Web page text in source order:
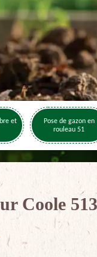
et
Pose de gazon en
rouleau 51
Coole